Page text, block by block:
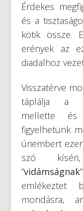
Érdekes
és a
kötik össze.
erények az
diadalhoz
Visszatérve
táplálja a
mellette
figyelhetünk
úriembert
szó
”vidámságnak
emlékeztet
mondásra,